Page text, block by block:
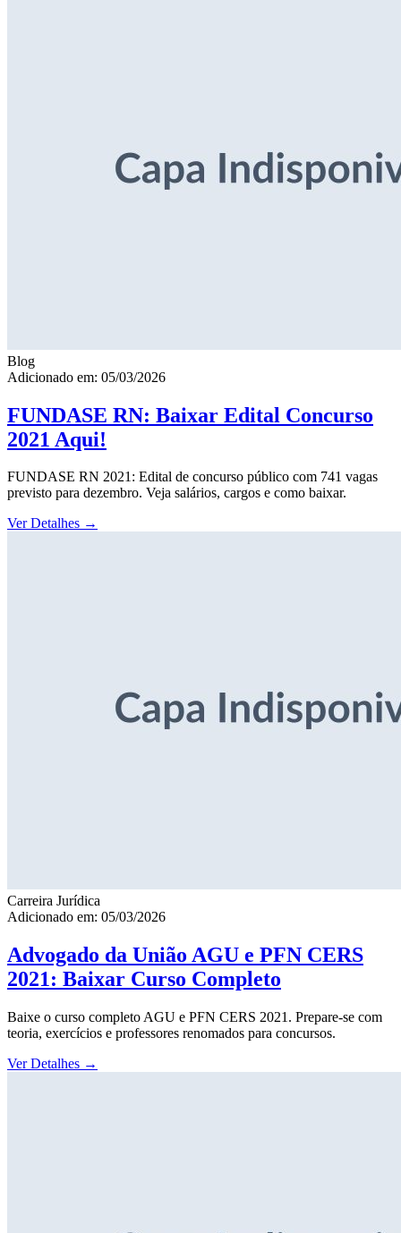
Blog
Adicionado em: 05/03/2026
FUNDASE RN: Baixar Edital Concurso
2021 Aqui!
FUNDASE RN 2021: Edital de concurso público com 741 vagas
previsto para dezembro. Veja salários, cargos e como baixar.
Ver Detalhes →
Carreira Jurídica
Adicionado em: 05/03/2026
Advogado da União AGU e PFN CERS
2021: Baixar Curso Completo
Baixe o curso completo AGU e PFN CERS 2021. Prepare-se com
teoria, exercícios e professores renomados para concursos.
Ver Detalhes →